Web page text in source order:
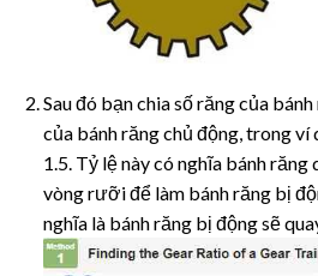
Sau đó bạn chia số răng của
của bánh răng chủ động, trong ví
1.5. Tỷ lệ này có nghĩa bánh
vòng rưỡi để làm bánh răng bị
nghĩa là bánh răng bị động sẽ